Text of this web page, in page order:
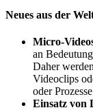
Neues aus der
Micro-
an
Daher
Videoclips
oder
Einsatz von